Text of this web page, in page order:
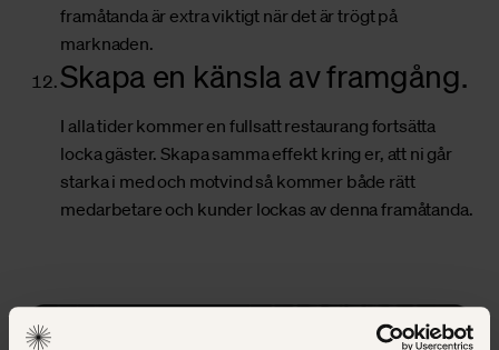
framåtanda är extra viktigt när det är trögt på
marknaden.
Skapa en känsla av framgång.
I alla tider kommer en fullsatt restaurang fortsätta
locka gäster. Skapa samma effekt kring er, att ni går
starka i med och motvind så kommer både rätt
medarbetare och kunder lockas av denna framåtanda.